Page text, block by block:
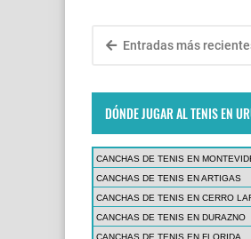
Entradas más
DÓNDE JUGAR AL TENIS EN
CANCHAS DE TENIS EN
CANCHAS DE TENIS EN ARTIGAS
CANCHAS DE TENIS EN CERRO
CANCHAS DE TENIS EN DURAZNO
CANCHAS DE TENIS EN FLORIDA